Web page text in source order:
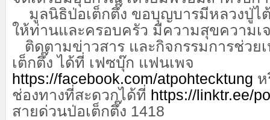
มูลนิธิป่อเต็กตึ๊ง ขอบุญบารมีหลวงปู่ไต้
ให้ท่านและครอบครัว มีความสุขความเ
ติดตามข่าวสาร และกิจกรรมการช่วย
เต็กตึ๊ง ได้ที่ เฟซบุ๊ก แฟนเพจ
https://facebook.com/atpohtecktung ห
ช่องทางที่สะดวกได้ที่ https://linktr.ee/
สายด่วนป่อเต็กตึ๊ง 1418